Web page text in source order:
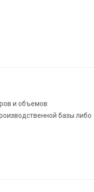
и объемов
базы либо